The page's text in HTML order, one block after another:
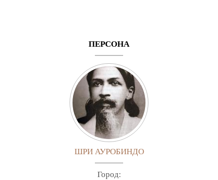
ПЕРСОНА
ШРИ АУРОБИНДО
Город: